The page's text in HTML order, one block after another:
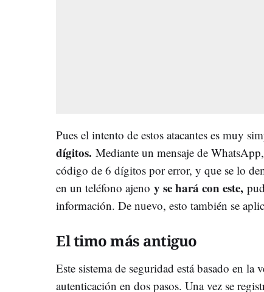
Pues el intento de estos atacantes es muy
dígitos. Mediante un mensaje de
código de 6 dígitos por error, y que se lo
en un teléfono ajeno y se hará con este,
información. De nuevo, esto también se
El timo más antiguo
Este sistema de seguridad está basado en
autenticación en dos pasos. Una vez se